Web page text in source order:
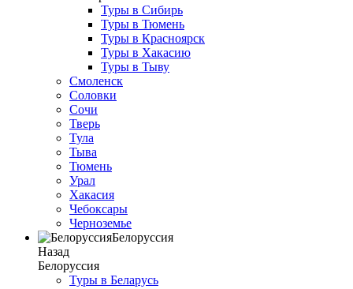
Туры в Сибирь
Туры в Тюмень
Туры в Красноярск
Туры в Хакасию
Туры в Тыву
Смоленск
Соловки
Сочи
Тверь
Тула
Тыва
Тюмень
Урал
Хакасия
Чебоксары
Черноземье
Белоруссия
Назад
Белоруссия
Туры в Беларусь